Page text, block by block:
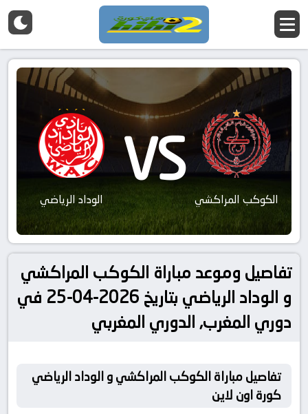
الكوكب المراكشي VS الوداد الرياضي
تفاصيل وموعد مباراة الكوكب المراكشي
و الوداد الرياضي بتاريخ 2026-04-25 في
دوري المغرب, الدوري المغربي
تفاصيل مباراة الكوكب المراكشي و الوداد الرياضي
كورة اون لاين